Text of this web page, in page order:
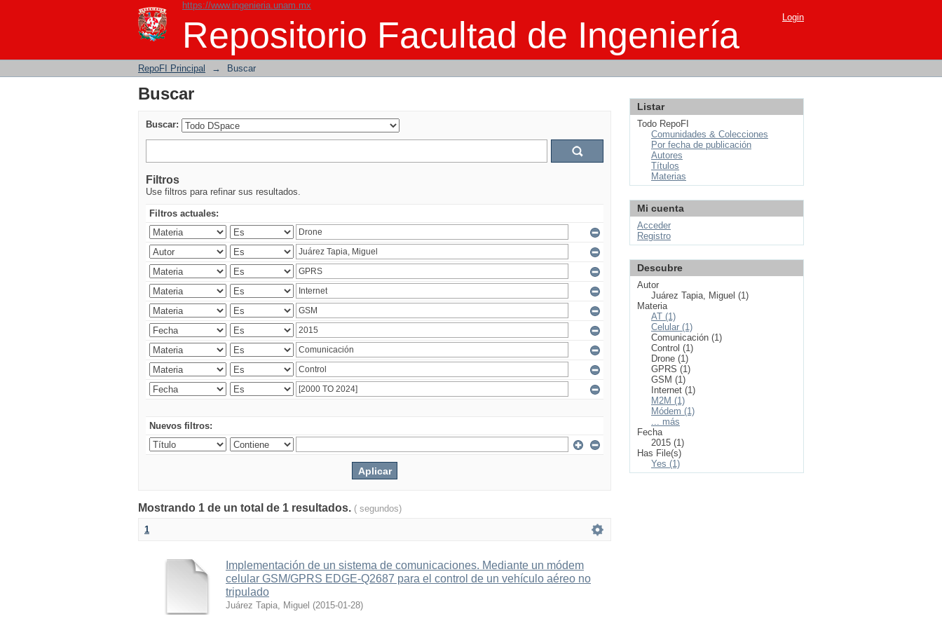
https://www.ingenieria.unam.mx
Repositorio Facultad de Ingeniería
Buscar Login
RepoFI Principal → Buscar
Buscar
Buscar:
Filtros
Use filtros para refinar sus resultados.
Filtros actuales:
Nuevos filtros:
Mostrando 1 de un total de 1 resultados. ( segundos)
1
Implementación de un sistema de comunicaciones. Mediante un módem
celular GSM/GPRS EDGE-Q2687 para el control de un vehículo aéreo no
tripulado
Juárez Tapia, Miguel (2015-01-28)
Listar
Todo RepoFI
Comunidades & Colecciones
Por fecha de publicación
Autores
Títulos
Materias
Mi cuenta
Acceder
Registro
Descubre
Autor
Juárez Tapia, Miguel (1)
Materia
AT (1)
Celular (1)
Comunicación (1)
Control (1)
Drone (1)
GPRS (1)
GSM (1)
Internet (1)
M2M (1)
Módem (1)
... más
Fecha
2015 (1)
Has File(s)
Yes (1)